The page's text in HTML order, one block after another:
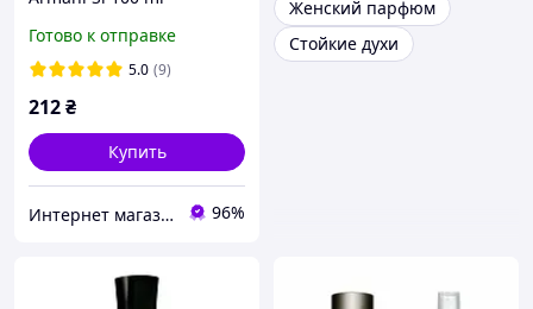
мл
Готово к отправке
5.0 (9)
212₴
Купить
Интернет магазин "Aroma Glamour" 96%
Женский парфюм
Стойкие духи